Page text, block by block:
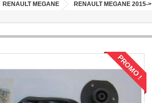
RENAULT MEGANE RENAULT MEGANE 2015->
PROMO !